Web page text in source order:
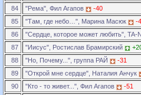
84
"Рема", Фил Агапов
-40
85
"Там, где небо…", Марина Масюк
-
86
"Сердце, которое может любить", TA-
87
"Иисус", Ростислав Брамирский
88
"Но, Почему...", группа РАЙ
-31
89
"Открой мне сердце", Наталия Анчук
90
"Кто - то живет...", Фил Агапов
-51